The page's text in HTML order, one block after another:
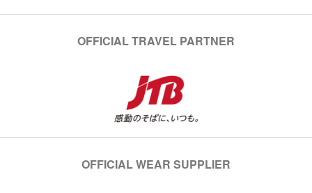
OFFICIAL TRAVEL PARTNER
OFFICIAL WEAR SUPPLIER